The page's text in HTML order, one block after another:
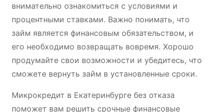
внимательно ознакомиться с условиями и
процентными ставками. Важно понимать, что
займ является финансовым обязательством, и
его необходимо возвращать вовремя. Хорошо
продумайте свои возможности и убедитесь, что
сможете вернуть займ в установленные сроки.
Микрокредит в Екатеринбурге без отказа
поможет вам решить срочные финансовые